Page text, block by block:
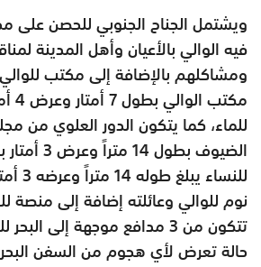
‏ويشتمل ‏الجناح الجنوبي للحصن على
‏فيه ‏الوالي ‏بالأعيان وأهل المدينة
ومشاكلهم ‏بالإضافة إلى ‏مكتب
للماء، كما يتكون الدور العلوي من
الضيوف
نوم ‏للوالي وعائلته إضافة إلى منصة
تتكون من 3 مدافع ‏موجهة إلى
حالة تعرض لأي هجوم من ‏السفن